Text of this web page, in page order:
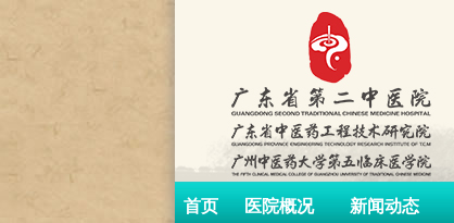
首页 医院概况 新闻动态